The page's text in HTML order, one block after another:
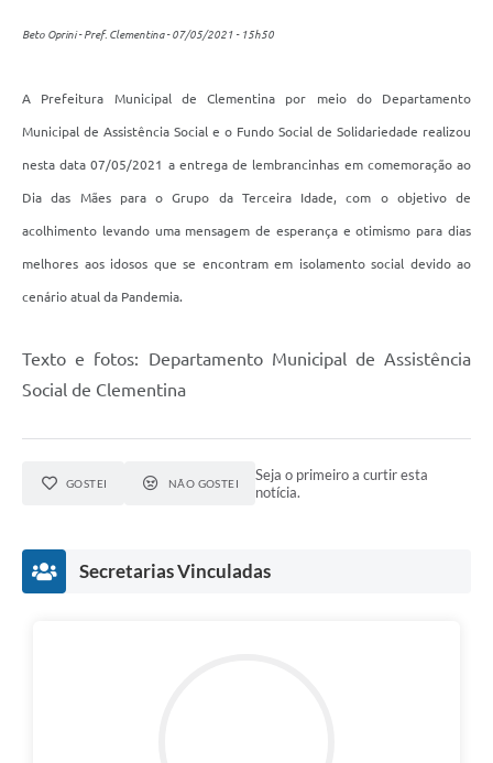
Beto Oprini - Pref. Clementina - 07/05/2021 - 15h50
A Prefeitura Municipal de Clementina por meio do Departamento
Municipal de Assistência Social e o Fundo Social de Solidariedade realizou
nesta data 07/05/2021 a entrega de lembrancinhas em comemoração ao
Dia das Mães para o Grupo da Terceira Idade, com o objetivo de
acolhimento levando uma mensagem de esperança e otimismo para dias
melhores aos idosos que se encontram em isolamento social devido ao
cenário atual da Pandemia.
Texto e fotos: Departamento Municipal de Assistência
Social de Clementina
GOSTEI NÃO GOSTEI
Seja o primeiro a curtir esta
notícia.
Secretarias Vinculadas